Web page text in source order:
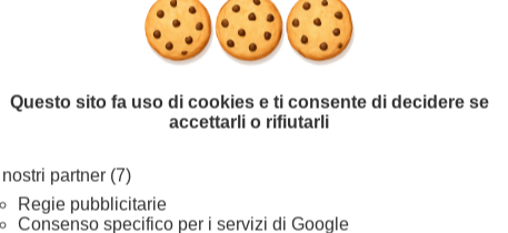
Questo sito fa uso di cookies e ti consente di decidere se
accettarli o rifiutarli
nostri partner (7)
Regie pubblicitarie
Consenso specifico per i servizi di Google
Piume decorative